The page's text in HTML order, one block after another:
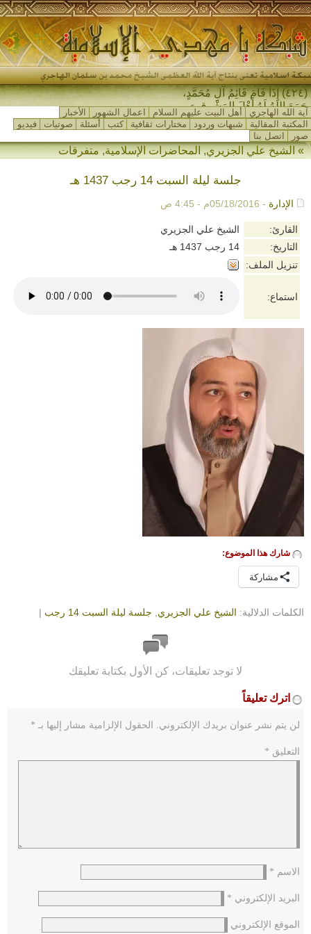
(٤٢٤) إِذَا قَامَ قَائِمُ آلِ مُحَمَّدٍ،
جَمَعَ اللهُ لَهُ أَهْلَ المَشْرِقِ وَأَه-
آية الله الهاجري أهل البيت عليهم السلام اعمال الشهور
الأخبار
المكتبة المقالية
شبهات وردود مختارات ثقافية كتب أسئلة صوتيات
فيديو
صور
اتصل بنا
»الشيخ علي الجزيري,المحاضرات الإسلامية,متفرقات
جلسة ليلة السبت 14 رجب 1437 هـ
الإدارة - 05/18/2016م - 4:45 ص
القارئ:
الشيخ علي الجزيري
التاريخ:
14 رجب 1437 هـ
تنزيل الملف:
استماع:
شارك هذا الموضوع:
مشاركة
الكلمات الدلالية: الشيخ علي الجزيري جلسة ليلة السبت 14 رجب |
لا توجد تعليقات، كن الأول بكتابة تعليقك
اترك تعليقاً
لن يتم نشر عنوان بريدك الإلكتروني. الحقول الإلزامية مشار إليها بـ *
التعليق *
الاسم *
البريد الإلكتروني *
الموقع الإلكتروني